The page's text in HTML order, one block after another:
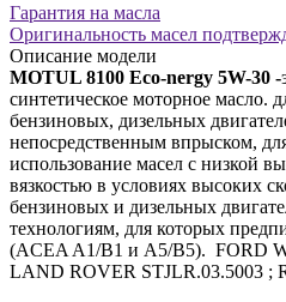
Гарантия на масла
Оригинальность масел
Описание модели
MOTUL 8100 Eco-nergy 5W-30 -
синтетическое моторное масло.
бензиновых, дизельных
непосредственным впрыском,
использование масел с низкой
вязкостью в условиях высоких
бензиновых и дизельных
технологиям, для которых
(ACEA A1/B1 и А5/В5). FORD
LAND ROVER STJLR.03.5003 ;